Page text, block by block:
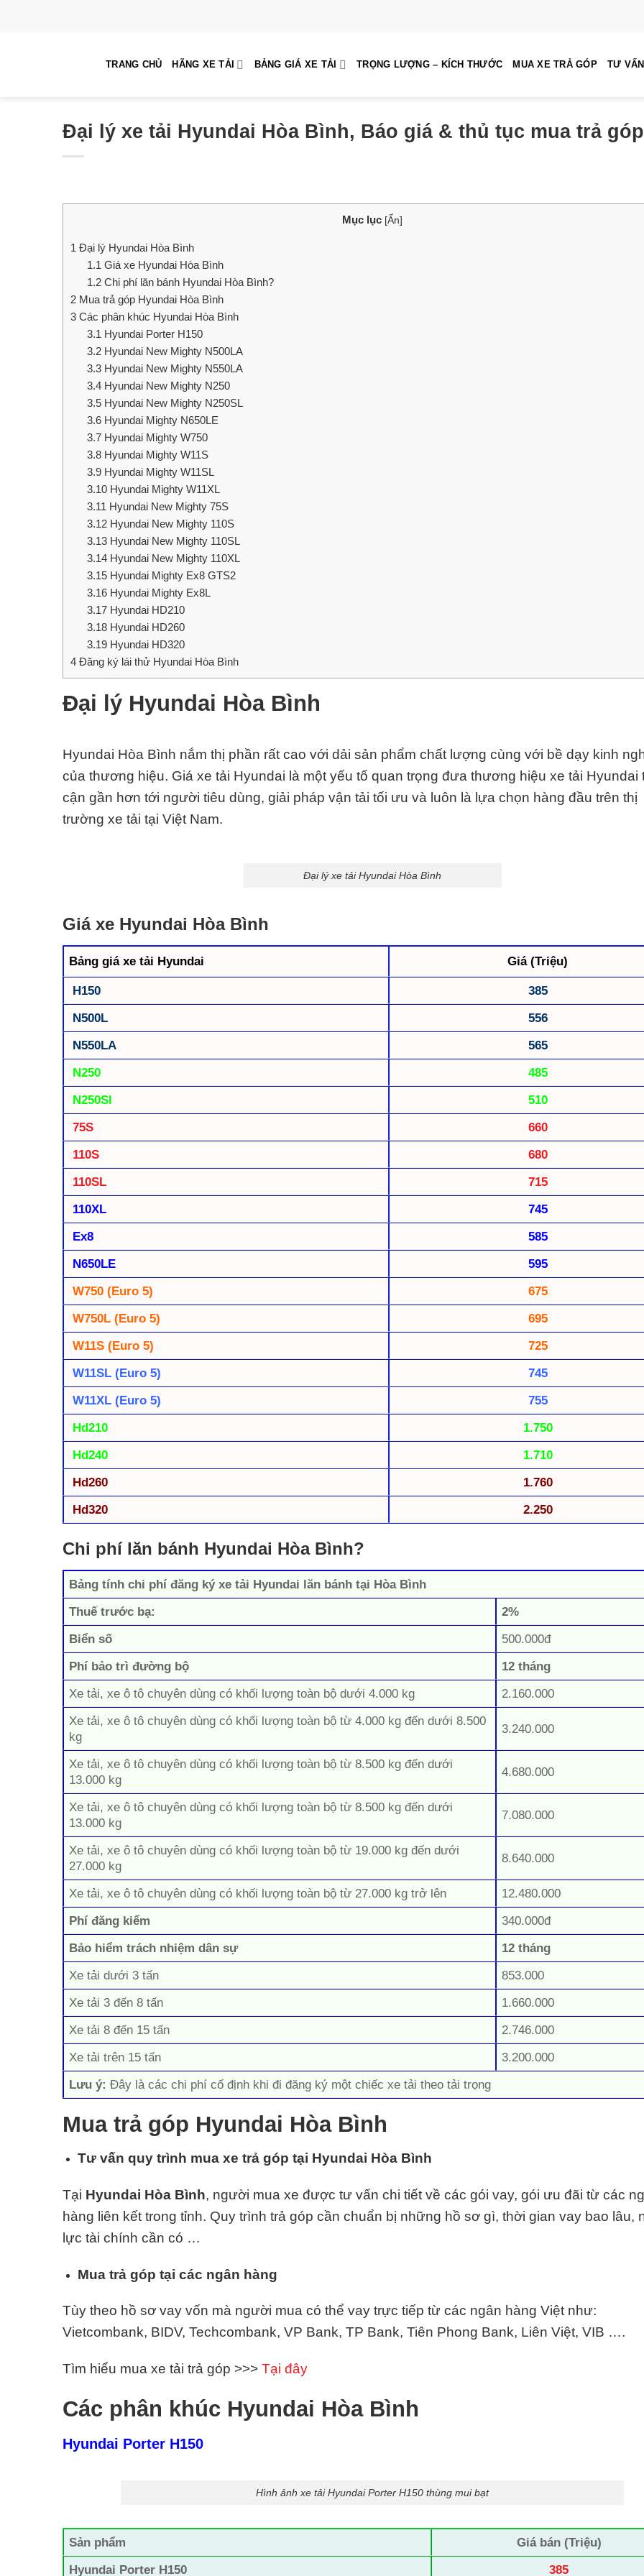
TRANG CHỦ HÃNG XE TẢI BẢNG GIÁ XE TẢI TRỌNG LƯỢNG – KÍCH THƯỚC MUA XE TRẢ GÓP TƯ
Đại lý xe tải Hyundai Hòa Bình, Báo giá & thủ tục mua trả góp
Mục lục [Ẩn]
1 Đại lý Hyundai Hòa Bình
1.1 Giá xe Hyundai Hòa Bình
1.2Chi phí lăn bánh Hyundai Hòa Bình?
2 Mua trả góp Hyundai Hòa Bình
3 Các phân khúc Hyundai Hòa Bình
3.1 Hyundai Porter H150
3.2Hyundai New Mighty N500LA
3.3Hyundai New Mighty N550LA
3.4Hyundai New Mighty N250
3.5Hyundai New Mighty N250SL
3.6Hyundai Mighty N650LE
3.7Hyundai Mighty W750
3.8Hyundai Mighty W11S
3.9Hyundai Mighty W11SL
3.10Hyundai Mighty W11XL
3.11 Hyundai New Mighty 75S
3.12Hyundai New Mighty 110S
3.13Hyundai New Mighty 110SL
3.14Hyundai New Mighty 110XL
3.15Hyundai Mighty Ex8 GTS2
3.16Hyundai Mighty Ex8L
3.17Hyundai HD210
3.18Hyundai HD260
3.19Hyundai HD320
4 Đăng ký lái thử Hyundai Hòa Bình
Đại lý Hyundai Hòa Bình
Hyundai Hòa Bình nắm thị phần rất cao với dải sản phẩm chất lượng cùng với bề dạy kinh
của thương hiệu. Giá xe tải Hyundai là một yếu tố quan trọng đưa thương hiệu xe tải Hyundai
cận gần hơn tới người tiêu dùng, giải pháp vận tải tối ưu và luôn là lựa chọn hàng đầu trên thị
trường xe tải tại Việt Nam.
Đại lý xe tải Hyundai Hòa Bình
Giá xe Hyundai Hòa Bình
Bảng giá xe tải Hyundai Giá (Triệu)
H150
385
N500L
556
N550LA
565
N250
485
N250Sl
510
75S
660
110S
680
110SL
715
110XL
745
Ex8
585
N650LE
595
W750 (Euro 5)
675
W750L (Euro 5)
695
W11S (Euro 5)
725
W11SL (Euro 5)
745
W11XL (Euro 5)
755
Hd210
1.750
Hd240
1.710
Hd260
1.760
Hd320
2.250
Chi phí lăn bánh Hyundai Hòa Bình?
Bảng tính chi phí đăng ký xe tải Hyundai lăn bánh tại Hòa Bình
Thuế trước bạ:
2%
Biển số
500.000đ
Phí bảo trì đường bộ
12 tháng
Xe tải, xe ô tô chuyên dùng có khối lượng toàn bộ dưới 4.000 kg
2.160.000
Xe tải, xe ô tô chuyên dùng có khối lượng toàn bộ từ 4.000 kg đến dưới 8.500
kg
3.240.000
Xe tải, xe ô tô chuyên dùng có khối lượng toàn bộ từ 8.500 kg đến dưới
13.000 kg
4.680.000
Xe tải, xe ô tô chuyên dùng có khối lượng toàn bộ từ 8.500 kg đến dưới
13.000 kg
7.080.000
Xe tải, xe ô tô chuyên dùng có khối lượng toàn bộ từ 19.000 kg đến dưới
27.000 kg
8.640.000
Xe tải, xe ô tô chuyên dùng có khối lượng toàn bộ từ 27.000 kg trở lên
12.480.000
Phí đăng kiểm
340.000đ
Bảo hiểm trách nhiệm dân sự
12 tháng
Xe tải dưới 3 tấn
853.000
Xe tải 3 đến 8 tấn
1.660.000
Xe tải 8 đến 15 tấn
2.746.000
Xe tải trên 15 tấn
3.200.000
Lưu ý:Đây là các chi phí cố định khi đi đăng ký một chiếc xe tải theo tải trọng
Mua trả góp Hyundai Hòa Bình
Tư vấn quy trình mua xe trả góp tại Hyundai Hòa Bình
Tại Hyundai Hòa Bình, người mua xe được tư vấn chi tiết về các gói vay, gói ưu đãi từ các
hàng liên kết trong tỉnh. Quy trình trả góp cần chuẩn bị những hồ sơ gì, thời gian vay bao lâu,
lực tài chính cần có …
Mua trả góp tại các ngân hàng
Tùy theo hồ sơ vay vốn mà người mua có thể vay trực tiếp từ các ngân hàng Việt như:
Vietcombank, BIDV, Techcombank, VP Bank, TP Bank, Tiên Phong Bank, Liên Việt, VIB ….
Tìm hiểu mua xe tải trả góp >>> Tại đây
Các phân khúc Hyundai Hòa Bình
Hyundai Porter H150
Hình ảnh xe tải Hyundai Porter H150 thùng mui bạt
Sản phẩm
Giá bán (Triệu)
Hyundai Porter H150
385